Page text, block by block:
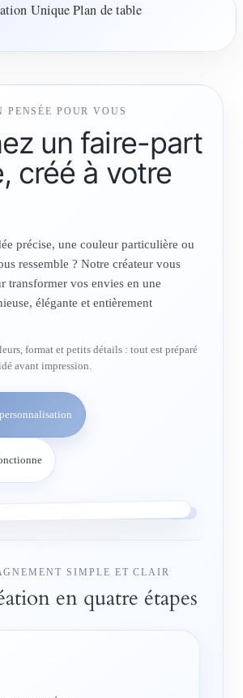
Unique Plan de table
PENSÉE POUR VOUS
un faire-part
créé à votre
précise, une couleur particulière ou
ressemble ? Notre créateur vous
transformer vos envies en une
élégante et entièrement
format et petits détails : tout est préparé
avant impression.
SIMPLE ET CLAIR
en quatre étapes